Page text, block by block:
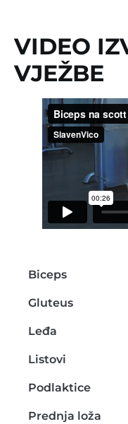
VIDEO
VJEŽBE
Biceps
Gluteus
Leđa
Listovi
Podlaktice
Prednja loža